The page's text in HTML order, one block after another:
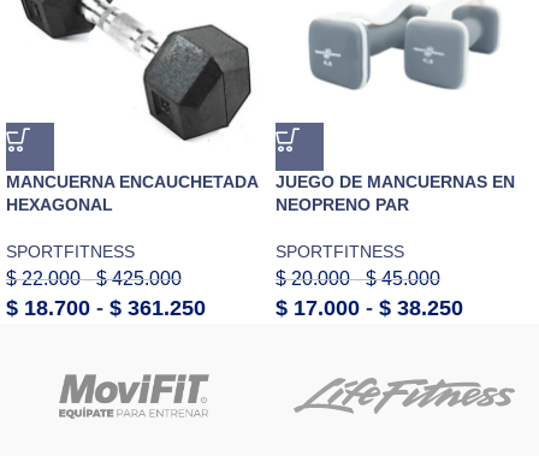
MANCUERNA ENCAUCHETADA
HEXAGONAL
SPORTFITNESS
$22.000 - $425.000
$ 18.700 - $ 361.250
JUEGO DE MANCUERNAS EN
NEOPRENO PAR
SPORTFITNESS
$20.000 - $45.000
$ 17.000 - $ 38.250